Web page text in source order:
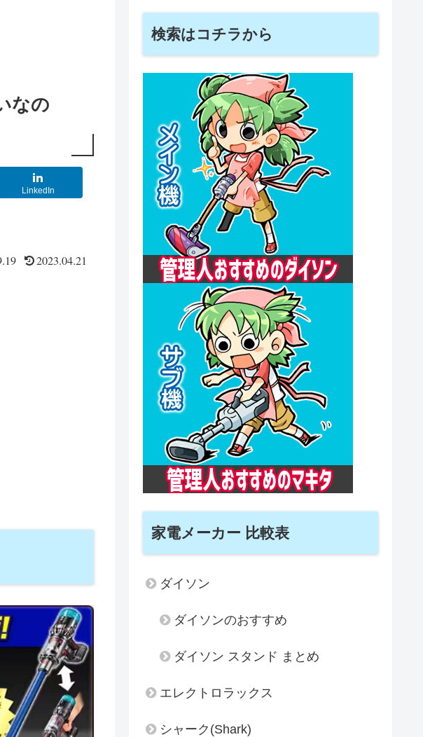
なの
LinkedIn
2023.04.21
検索はコチラから
家電メーカー 比較表
ダイソン
ダイソンのおすすめ
ダイソン スタンド まとめ
エレクトロラックス
シャーク(Shark)